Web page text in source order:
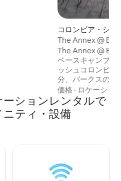
コロンビア・シュ
ゲストスイート
The Annex @
たスイート。
The Annex @
ベースキャンプにしま
ッシュコロンビア
分、パークスの中心
居心地の良い、ロ
ンドなモダンマウ
さの中でリラック
パインでの大変な
を出しましょう。
ング、スキー、登
価格 · ロケーショ
ションレンタルで
ニティ・設備